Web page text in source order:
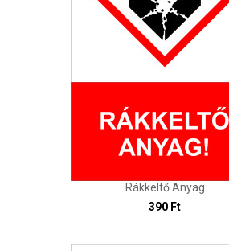
Rákkeltő Anyag
390 Ft